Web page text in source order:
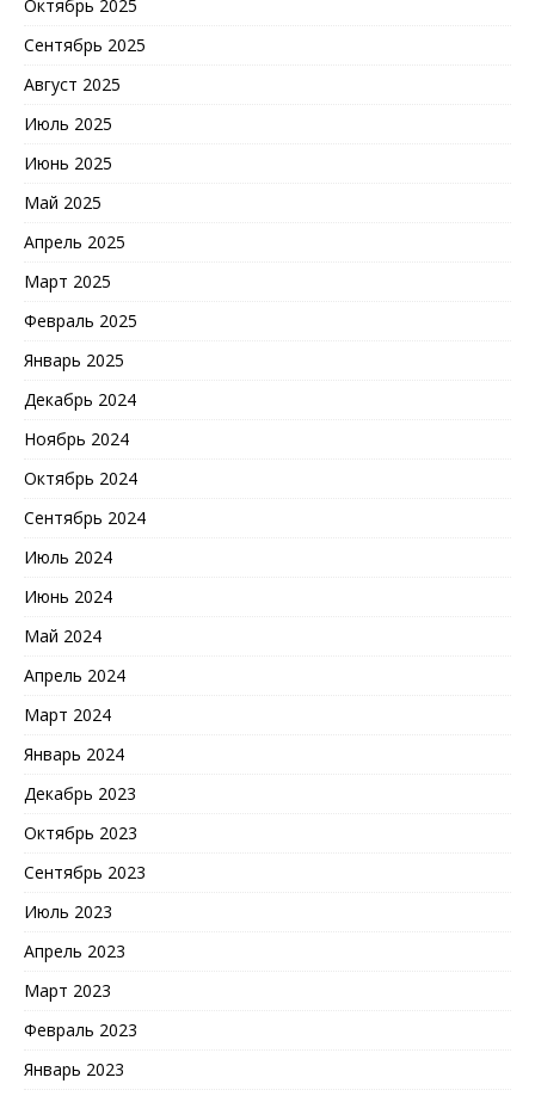
Октябрь 2025
Сентябрь 2025
Август 2025
Июль 2025
Июнь 2025
Май 2025
Апрель 2025
Март 2025
Февраль 2025
Январь 2025
Декабрь 2024
Ноябрь 2024
Октябрь 2024
Сентябрь 2024
Июль 2024
Июнь 2024
Май 2024
Апрель 2024
Март 2024
Январь 2024
Декабрь 2023
Октябрь 2023
Сентябрь 2023
Июль 2023
Апрель 2023
Март 2023
Февраль 2023
Январь 2023